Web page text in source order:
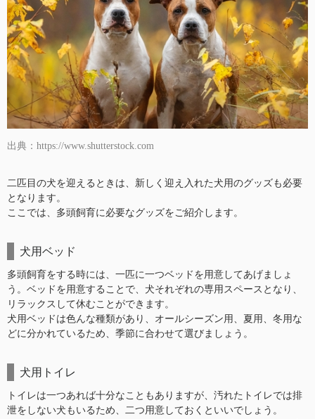
出典：https://www.shutterstock.com
二匹目の犬を迎えるときは、新しく迎え入れた犬用のグッズも必要
となります。
ここでは、多頭飼育に必要なグッズをご紹介します。
犬用ベッド
多頭飼育をする時には、一匹に一つベッドを用意してあげましょ
う。ベッドを用意することで、犬それぞれの専用スペースとなり、
リラックスして休むことができます。
犬用ベッドは色んな種類があり、オールシーズン用、夏用、冬用な
どに分かれているため、季節に合わせて選びましょう。
犬用トイレ
トイレは一つあれば十分なこともありますが、汚れたトイレでは排
泄をしない犬もいるため、二つ用意しておくといいでしょう。